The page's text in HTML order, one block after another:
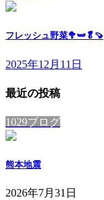
フレッシュ野菜🥦🫛🥬🍠
2025年12月11日
最近の投稿
1029ブログ
熊本地震
2026年7月31日